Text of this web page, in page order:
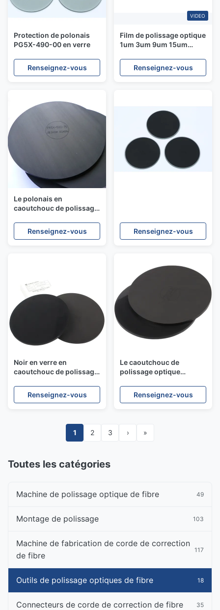
Protection de polonais
PG5X-490-00 en verre
Renseignez-vous
VIDEO
Film de polissage optique
1um 3um 9um 15um
AINSI Co ADS de diamant
Renseignez-vous
Le polonais en
caoutchouc de polissage
de l'original 127mm
capitonnent 5mm
Renseignez-vous Renseignez-vous
Noir en verre en
caoutchouc de polissage
protection de polonais
d'outils de fibre de ROHS
Renseignez-vous
Le caoutchouc de
polissage optique
500-60 capitonnent
5.0mm noirs
Renseignez-vous
1 2 3 › »
Toutes les catégories
Machine de polissage optique de fibre 49
Montage de polissage 103
Machine de fabrication de corde de correction
de fibre
117
Outils de polissage optiques de fibre 18
Connecteurs de corde de correction de fibre 35